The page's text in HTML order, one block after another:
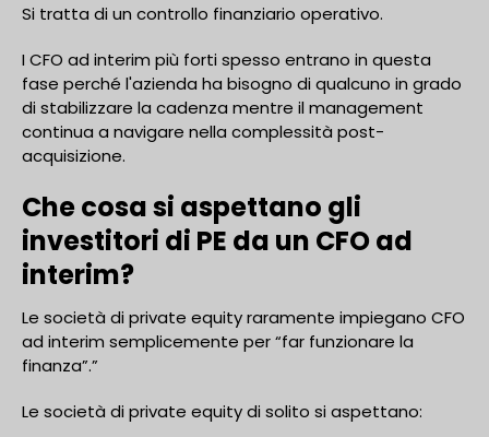
Si tratta di un controllo finanziario operativo.
I CFO ad interim più forti spesso entrano in questa
fase perché l'azienda ha bisogno di qualcuno in grado
di stabilizzare la cadenza mentre il management
continua a navigare nella complessità post-
acquisizione.
Che cosa si aspettano gli
investitori di PE da un CFO ad
interim?
Le società di private equity raramente impiegano CFO
ad interim semplicemente per “far funzionare la
finanza”.”
Le società di private equity di solito si aspettano: